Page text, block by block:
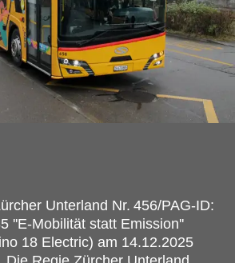
Unterland Nr. 456/PAG-ID:
''E-Mobilität statt Emission''
18 Electric) am 14.12.2025